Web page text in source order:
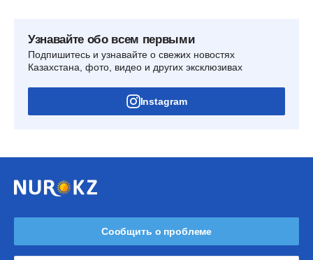
Узнавайте обо всем первыми
Подпишитесь и узнавайте о свежих новостях
Казахстана, фото, видео и других эксклюзивах
Instagram
Сообщить о проблеме